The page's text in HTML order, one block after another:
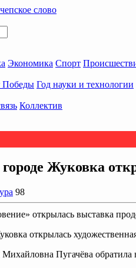
Экономика Спорт
Победы Год науки и технологии
Коллектив
Жуковка
98
открылась выставка
открылась
Пугачёва